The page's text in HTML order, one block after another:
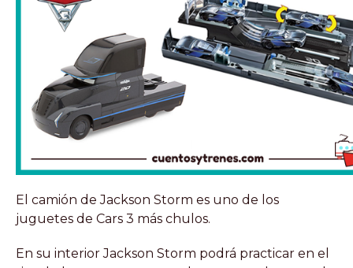
El camión de Jackson Storm es uno de los
juguetes de Cars 3 más chulos.
En su interior Jackson Storm podrá practicar en el